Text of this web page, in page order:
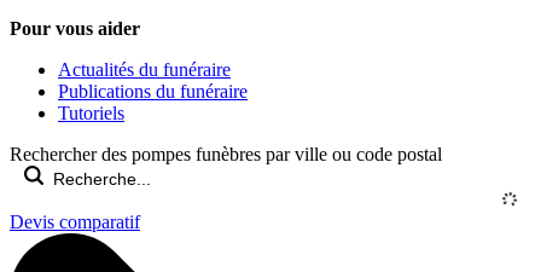
Pour vous aider
Actualités du funéraire
Publications du funéraire
Tutoriels
Rechercher des pompes funèbres par ville ou code postal
Devis comparatif